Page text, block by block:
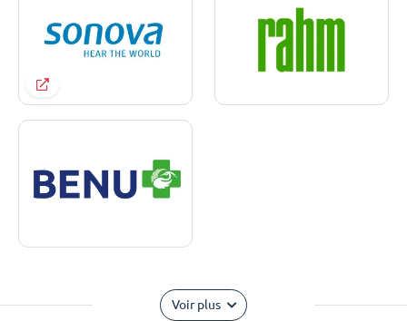
Voir plus